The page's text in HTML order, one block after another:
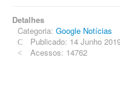
Detalhes
Categoria: Google Notícias
Publicado: 14 Junho
Acessos: 14762